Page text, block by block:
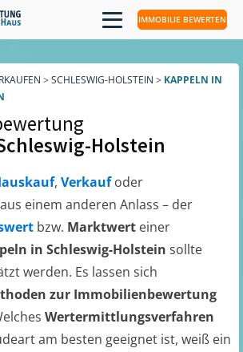
IMMOBILIE BEWERTEN
> SCHLESWIG-HOLSTEIN > KAPPELN IN
Holstein
, Verkaufoder
aus einem anderen Anlass – der
bzw. Marktwert einer
in Schleswig-Holstein sollte
werden. Es lassen sich
zur Immobilienbewertung
Wertermittlungsverfahren
am besten geeignet ist, weiß ein